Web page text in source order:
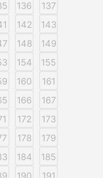
136
137
142
143
148
149
154
155
160
161
166
167
172
173
178
179
184
185
190
191